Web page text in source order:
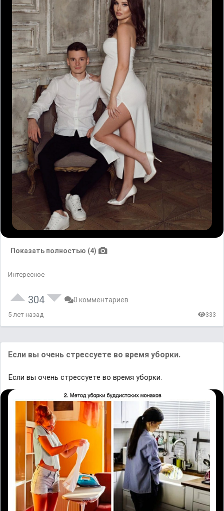
Показать полностью (4)
Интересное
304 0 комментариев
5 лет назад 333
Если вы очень стрессуете во время уборки.
Если вы очень стрессуете во время уборки.